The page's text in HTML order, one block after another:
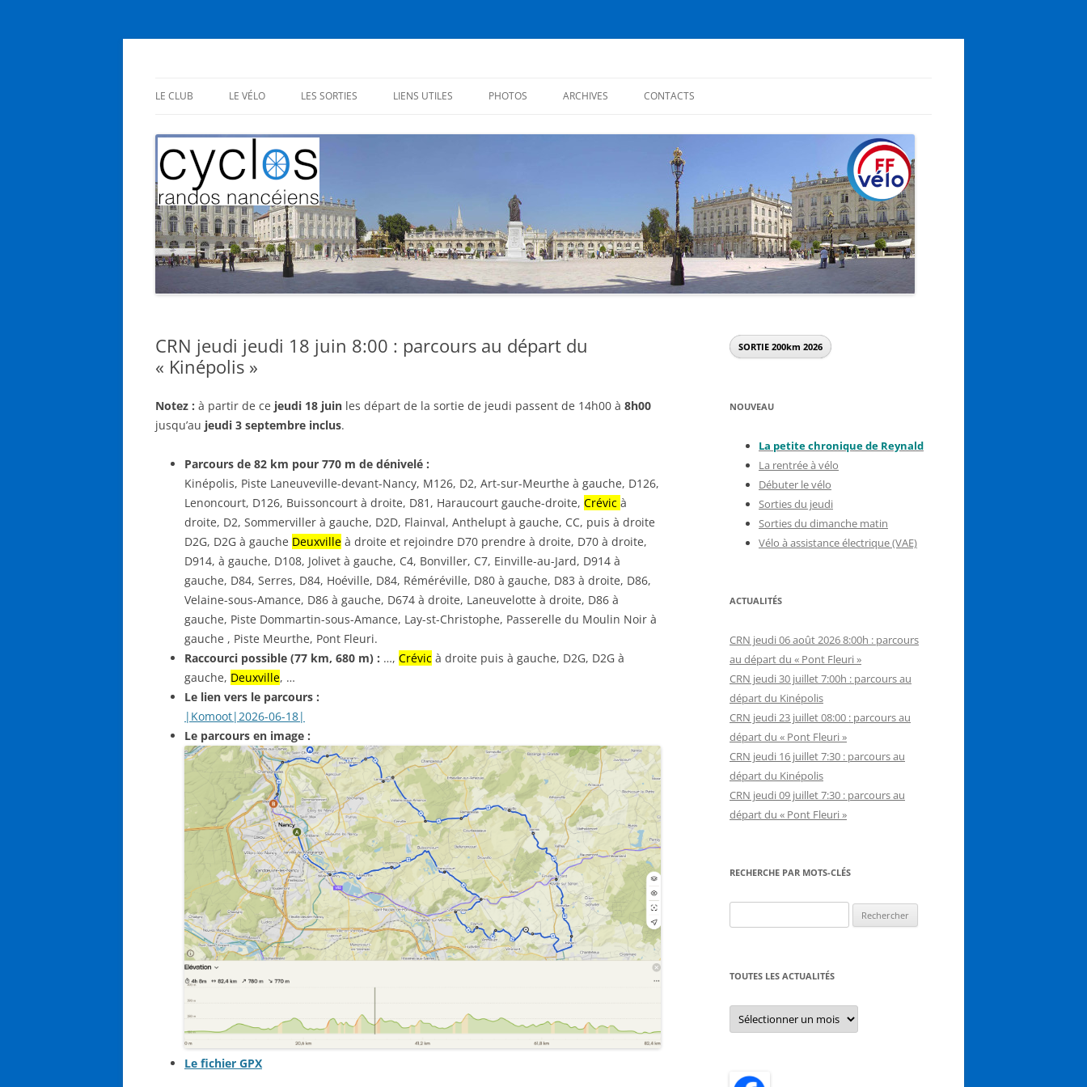
Aller
LE CLUB
STATUTS
INSCRIPTIONS
AG – RÉUNIONS
LE VÉLO
SES BIENFAITS
NOUS L’AIMONS
LES SORTIES LIENS UTILES PHOTOS ARCHIVES
CHRONIQUES 2014
CHRONIQUES 2013
PREMIÈRES CHRONIQUES (2012)
CONTACTS
CRN jeudi jeudi 18 juin 8:00 : parcours au départ du
« Kinépolis »
Notez : à partir de ce jeudi 18 juin les départ de la sortie de jeudi passent de 14h00 à 8h00
jusqu’au jeudi 3 septembre inclus.
Parcours de 82 km pour 770 m de dénivelé :
Kinépolis, Piste Laneuveville-devant-Nancy, M126, D2, Art-sur-Meurthe à gauche, D126,
Lenoncourt, D126, Buissoncourt à droite, D81, Haraucourt gauche-droite, Crévic à
droite, D2, Sommerviller à gauche, D2D, Flainval, Anthelupt à gauche, CC, puis à droite
D2G, D2G à gauche Deuxville à droite et rejoindre D70 prendre à droite, D70 à droite,
D914, à gauche, D108, Jolivet à gauche, C4, Bonviller, C7, Einville-au-Jard, D914 à
gauche, D84, Serres, D84, Hoéville, D84, Réméréville, D80 à gauche, D83 à droite, D86,
Velaine-sous-Amance, D86 à gauche, D674 à droite, Laneuvelotte à droite, D86 à
gauche, Piste Dommartin-sous-Amance, Lay-st-Christophe, Passerelle du Moulin Noir à
gauche , Piste Meurthe, Pont Fleuri.
Raccourci possible (77 km, 680 m) : …, Crévic à droite puis à gauche, D2G, D2G à
gauche, Deuxville, …
Le lien vers le parcours :
|Komoot|2026-06-18|
Le parcours en image :
Le fichier GPX
SORTIE 200km 2026
NOUVEAU
La petite chronique de Reynald
La rentrée à vélo
Débuter le vélo
Sorties du jeudi
Sorties du dimanche matin
Vélo à assistance électrique (VAE)
ACTUALITÉS
CRN jeudi 06 août 2026 8:00h : parcours
au départ du « Pont Fleuri »
CRN jeudi 30 juillet 7:00h : parcours au
départ du Kinépolis
CRN jeudi 23 juillet 08:00 : parcours au
départ du « Pont Fleuri »
CRN jeudi 16 juillet 7:30 : parcours au
départ du Kinépolis
CRN jeudi 09 juillet 7:30 : parcours au
départ du « Pont Fleuri »
RECHERCHE PAR MOTS-CLÉS
TOUTES LES ACTUALITÉS
Toutes
les
actualités